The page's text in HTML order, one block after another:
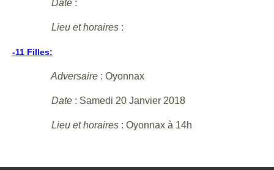
Date :
Lieu et horaires :
-11 Filles:
Adversaire : Oyonnax
Date : Samedi 20 Janvier 2018
Lieu et horaires : Oyonnax à 14h